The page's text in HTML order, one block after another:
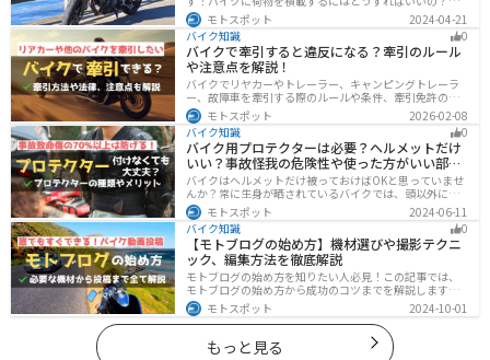
いう疑問はこれで解決！通勤や日帰りツーリング、キャ
ンプツーリングなど用途別にオススメの積載方法を解説
します！オススメの積載アイテムも紹介するので、バイ
クの積載に悩んでいる方は参考にしてください。
モトスポット
2024-04-21
バイク知識
0
バイクで牽引すると違反になる？牽引のルール
や注意点を解説！
バイクでリヤカーやトレーラー、キャンピングトレーラ
ー、故障車を牽引する際のルールや条件、牽引免許の有
無、速度制限、必要な装備をわかりやすく解説。メリッ
ト・デメリットや注意点も紹介し、安全にバイクの積載
力をアップする方法をまとめました。
モトスポット
2026-02-08
バイク知識
0
バイク用プロテクターは必要？ヘルメットだけ
いい？事故怪我の危険性や使った方がいい部位
も解説
バイクはヘルメットだけ被っておけばOKと思っていませ
んか？常に生身が晒されているバイクでは、頭以外にも
胸・背中・脚・腕など怪我のリスクが非常に高いです。
プロテクターをちゃんと付けていれば事故の致命傷の7
0%は防げると言われています。安全にバイクに乗るため
にプロテクターの種類やつけた方が良い部位などをまと
めました。
モトスポット
2024-06-11
バイク知識
0
【モトブログの始め方】機材選びや撮影テクニ
ック、編集方法を徹底解説
モトブログの始め方を知りたい人必見！この記事では、
モトブログの始め方から成功のコツまでを解説します。
実は、モトブログを始めるには機材をそろえる必要があ
ります。記事を読めば、モトブログを成功させるための
コツを知ることが可能です。
モトスポット 2024-10-01
もっと見る